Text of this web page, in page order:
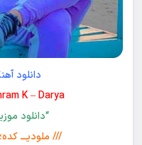
دانلود
K – Darya
“دانلود
/// ملودیـــ